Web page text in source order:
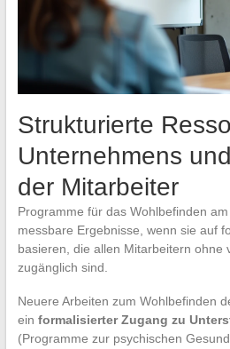
Strukturierte
Unternehmens
der Mitarbeiter
Programme für das Wohlbefinden
messbare Ergebnisse, wenn sie auf
basieren, die allen Mitarbeitern ohne
zugänglich sind.
Neuere Arbeiten zum Wohlbefinden
ein formalisierter Zugang zu
(Programme zur psychischen